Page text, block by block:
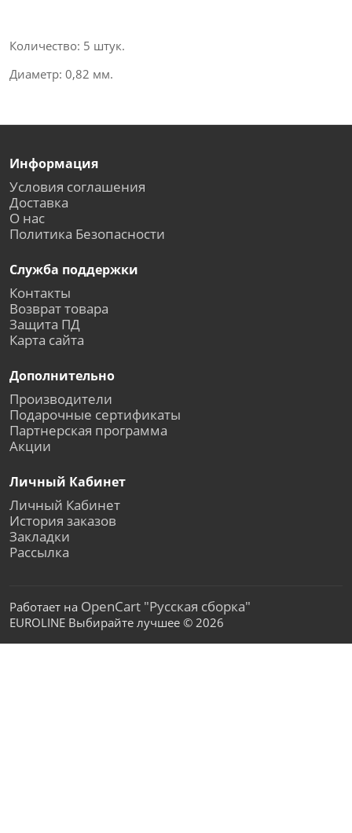
Количество: 5 штук.
Диаметр: 0,82 мм.
Информация
Условия соглашения
Доставка
О нас
Политика Безопасности
Служба поддержки
Контакты
Возврат товара
Защита ПД
Карта сайта
Дополнительно
Производители
Подарочные сертификаты
Партнерская программа
Акции
Личный Кабинет
Личный Кабинет
История заказов
Закладки
Рассылка
Работает на OpenCart "Русская сборка"
EUROLINE Выбирайте лучшее © 2026